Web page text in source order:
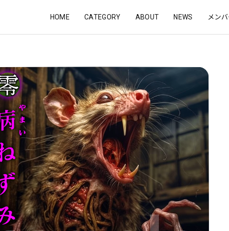
HOME CATEGORY ABOUT NEWS メン